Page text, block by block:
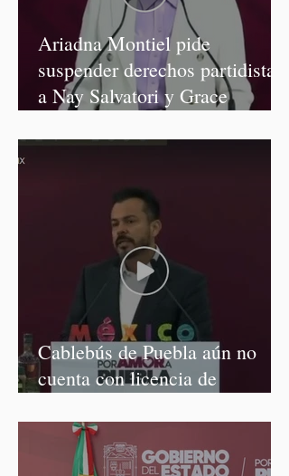
Ariadna Montiel pide
suspender derechos partidistas
a Nay Salvatori y Grace
Cablebús de Puebla aún no
cuenta con licencia de